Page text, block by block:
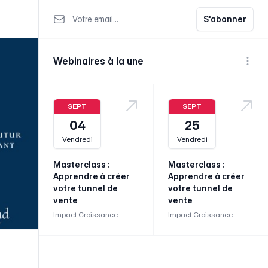
Votre email S'abonner
Webinaires à la une
Voir
SEPT
04
Vendredi
Masterclass :
Apprendre à créer
votre tunnel de
vente
Impact Croissance
SEPT
25
Vendredi
Masterclass :
Apprendre à créer
votre tunnel de
vente
Impact Croissance